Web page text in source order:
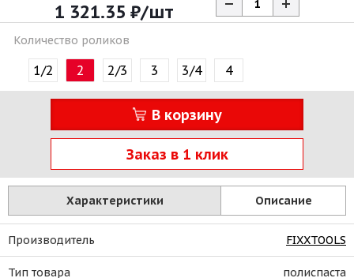
1 321.35 ₽/шт
Количество роликов
1/2 2 2/3 3 3/4 4
В корзину
Заказ в 1 клик
Характеристики Описание
Производитель FIXXTOOLS
Тип товара полиспаста